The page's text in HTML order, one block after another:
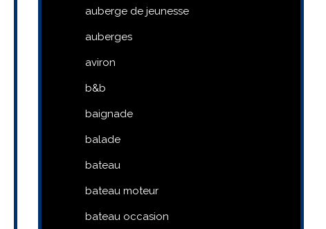
auberge de jeunesse
auberges
aviron
b&b
baignade
balade
bateau
bateau moteur
bateau occasion